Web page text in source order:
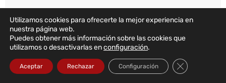
Leer más...
Utilizamos cookies para ofrecerte la mejor experiencia en
nuestra página web.
Puedes obtener más información sobre las cookies que
utilizamos o desactivarlas enconfiguración.
Aceptar Rechazar Configuración Cerrar el